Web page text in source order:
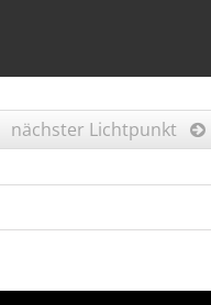
nächster Lichtpunkt